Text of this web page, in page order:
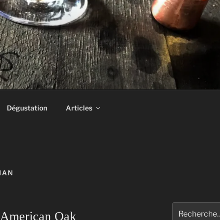
UN DRAM!
Dégustation Articles
Oak